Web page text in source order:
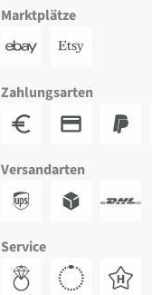
Marktplätze
Zahlungsarten
Versandarten
Service